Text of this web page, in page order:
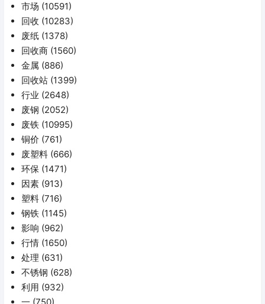
市场 (10591)
回收 (10283)
废纸 (1378)
回收商 (1560)
金属 (886)
回收站 (1399)
行业 (2648)
废钢 (2052)
废铁 (10995)
铜价 (761)
废塑料 (666)
环保 (1471)
因素 (913)
塑料 (716)
钢铁 (1145)
影响 (962)
行情 (1650)
处理 (631)
不锈钢 (628)
利用 (932)